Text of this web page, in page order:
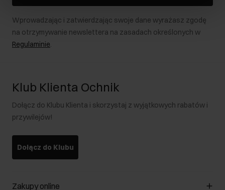
Wprowadzając i zatwierdzając swoje dane wyrażasz zgodę
na otrzymywanie newslettera na zasadach określonych w
Regulaminie.
Klub Klienta Ochnik
Dołącz do Klubu Klienta i skorzystaj z wyjątkowych rabatów i
przywilejów!
Dołącz do Klubu
Zakupy online